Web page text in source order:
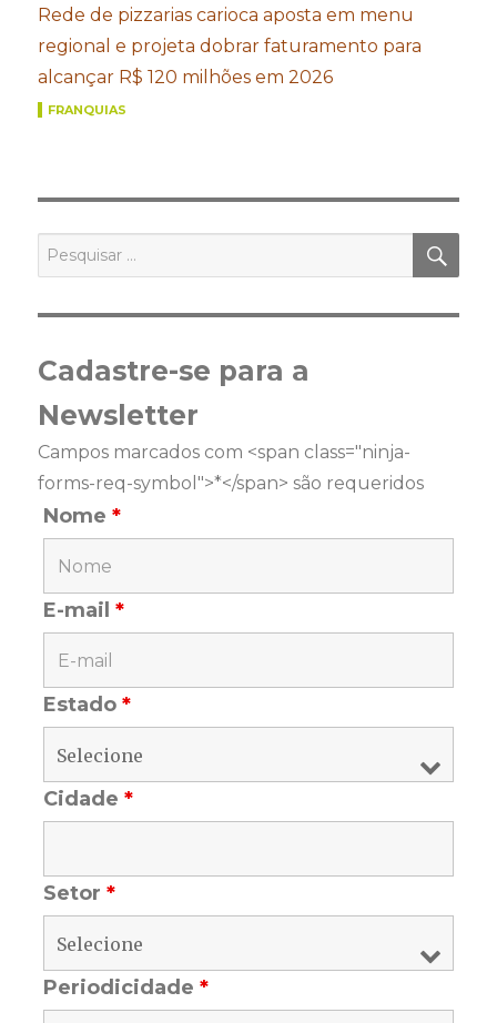
Rede de pizzarias carioca aposta em menu
regional e projeta dobrar faturamento para
alcançar R$ 120 milhões em 2026
FRANQUIAS
por:
Cadastre-se para a
Newsletter
Campos marcados com <span class="ninja-
forms-req-symbol">*</span> são requeridos
Nome*
E-mail*
Estado*
Cidade*
Setor*
Periodicidade*